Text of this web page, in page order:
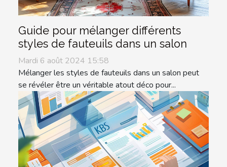
Guide pour mélanger différents
styles de fauteuils dans un salon
Mardi 6 août 2024 15:58
Mélanger les styles de fauteuils dans un salon peut
se révéler être un véritable atout déco pour...